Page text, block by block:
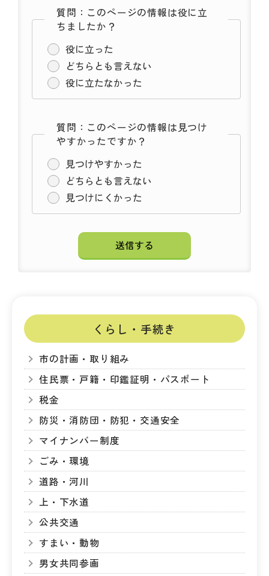
質問：このページの情報は役に立
ちましたか？
役に立った
どちらとも言えない
役に立たなかった
質問：このページの情報は見つけ
やすかったですか？
見つけやすかった
どちらとも言えない
見つけにくかった
くらし・手続き
市の計画・取り組み
住民票・戸籍・印鑑証明・パスポート
税金
防災・消防団・防犯・交通安全
マイナンバー制度
ごみ・環境
道路・河川
上・下水道
公共交通
すまい・動物
男女共同参画